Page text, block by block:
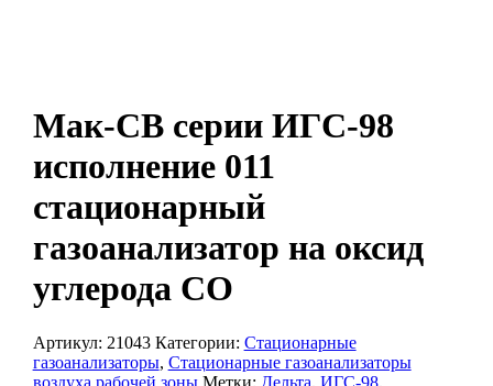
Мак-СВ серии ИГС-98
исполнение 011
стационарный
газоанализатор на оксид
углерода CO
Артикул: 21043 Категории: Стационарные
газоанализаторы, Стационарные газоанализаторы
воздуха рабочей зоны Метки: Дельта, ИГС-98,